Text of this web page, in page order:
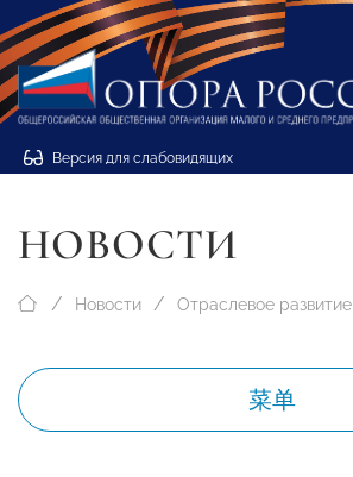
Версия для слабовидящих
НОВОСТИ
Новости Отраслевое развитие
菜单